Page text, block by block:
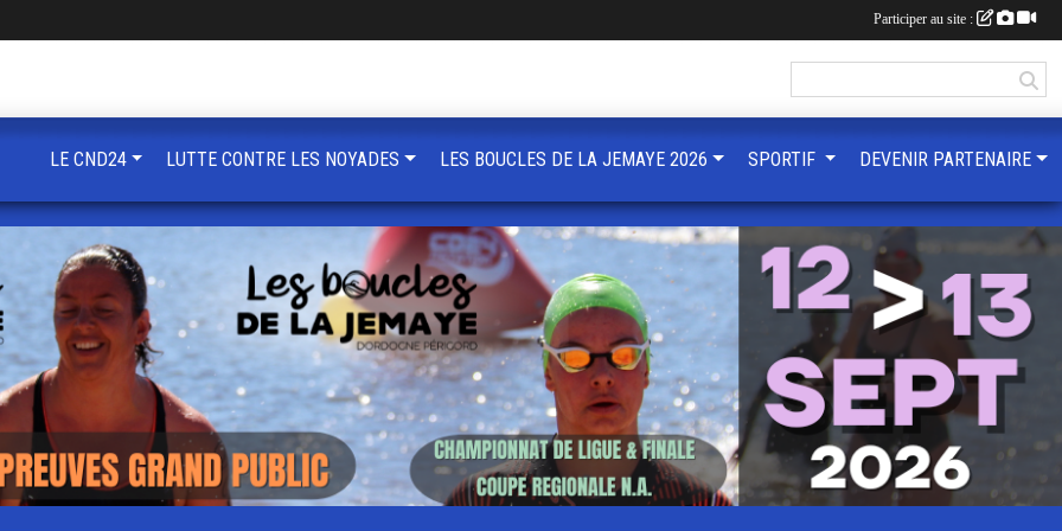
LE CND24 LUTTE CONTRE LES NOYADES LES BOUCLES DE LA JEMAYE 2026 SPORTIF DEVENIR PARTENAIRE
Participer au site :